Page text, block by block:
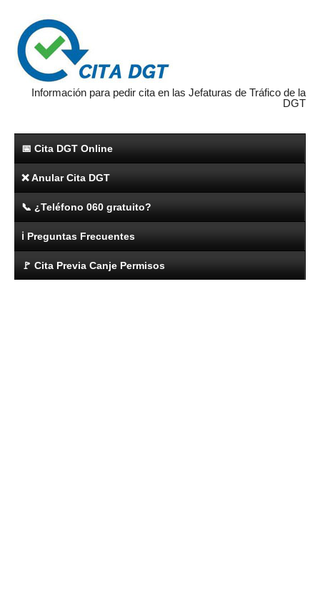
Información para pedir cita en las Jefaturas de Tráfico de la
DGT
📅 Cita DGT Online
❌ Anular Cita DGT
📞 ¿Teléfono 060 gratuito?
ℹ️ Preguntas Frecuentes
🚩 Cita Previa Canje Permisos